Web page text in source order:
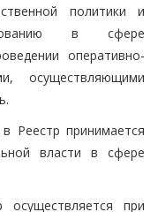
политики и
в сфере
оперативно-
осуществляющими
Реестр принимается
власти в сфере
при